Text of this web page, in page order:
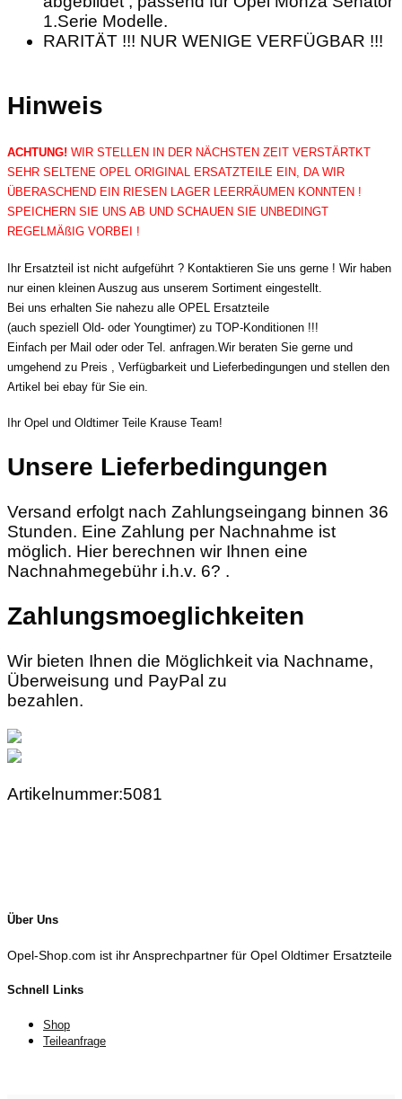
1.Serie Modelle.
RARITÄT !!! NUR WENIGE VERFÜGBAR !!!
Hinweis
ACHTUNG! WIR STELLEN IN DER NÄCHSTEN ZEIT VERSTÄRTKT
SEHR SELTENE OPEL ORIGINAL ERSATZTEILE EIN, DA WIR
ÜBERASCHEND EIN RIESEN LAGER LEERRÄUMEN KONNTEN !
SPEICHERN SIE UNS AB UND SCHAUEN SIE UNBEDINGT
REGELMÄßIG VORBEI !
Ihr Ersatzteil ist nicht aufgeführt ? Kontaktieren Sie uns gerne ! Wir haben
nur einen kleinen Auszug aus unserem Sortiment eingestellt.
Bei uns erhalten Sie nahezu alle OPEL Ersatzteile
(auch speziell Old- oder Youngtimer) zu TOP-Konditionen !!!
Einfach per Mail oder oder Tel. anfragen.Wir beraten Sie gerne und
umgehend zu Preis , Verfügbarkeit und Lieferbedingungen und stellen den
Artikel bei ebay für Sie ein.
Ihr Opel und Oldtimer Teile Krause Team!
Unsere Lieferbedingungen
Versand erfolgt nach Zahlungseingang binnen 36
Stunden. Eine Zahlung per Nachnahme ist
möglich. Hier berechnen wir Ihnen eine
Nachnahmegebühr i.h.v. 6? .
Zahlungsmoeglichkeiten
Wir bieten Ihnen die Möglichkeit via Nachname,
Überweisung und PayPal zu
bezahlen.
Artikelnummer:5081
Über Uns
Opel-Shop.com ist ihr Ansprechpartner für Opel Oldtimer Ersatzteile
Schnell Links
Shop
Teileanfrage